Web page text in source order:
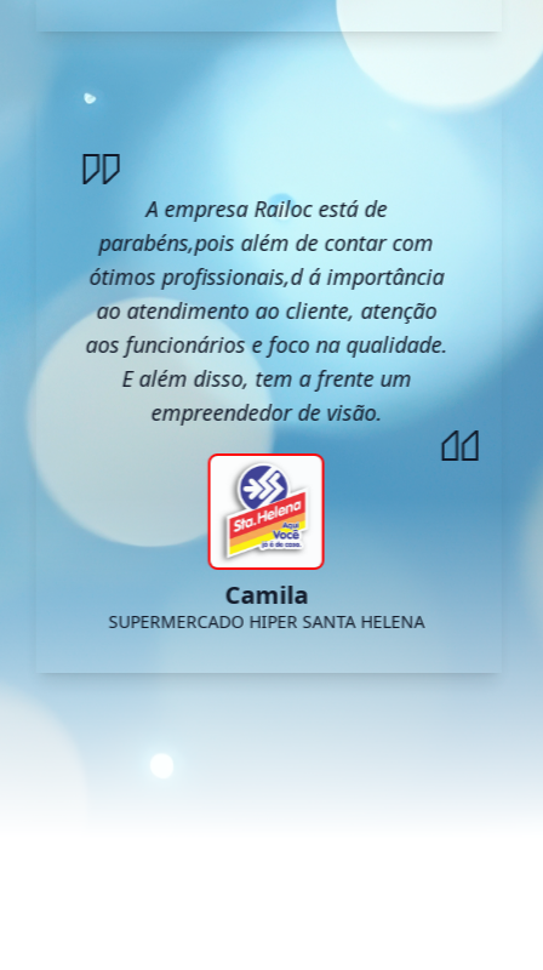
A empresa Railoc está de
parabéns,pois além de contar com
ótimos profissionais,d á importância
ao atendimento ao cliente, atenção
aos funcionários e foco na qualidade.
E além disso, tem a frente um
empreendedor de visão.
Camila
SUPERMERCADO HIPER SANTA HELENA